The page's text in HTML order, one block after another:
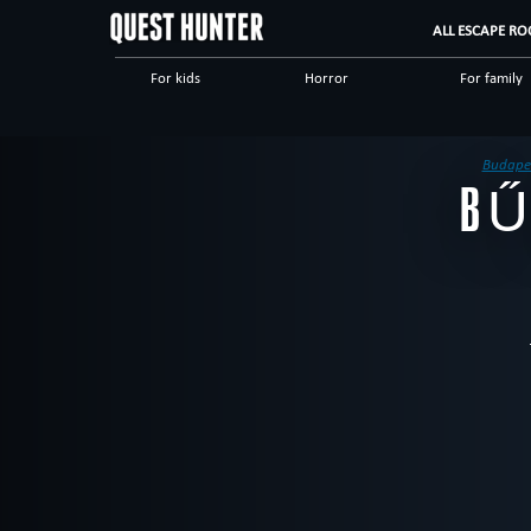
ALL ESCAPE
For kids Horror For family
Historical
Adventurous